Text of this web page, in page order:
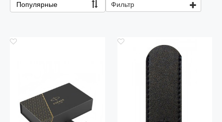
Популярные Фильтр
С золотым пером
Упаковка
Подарочные сертификаты